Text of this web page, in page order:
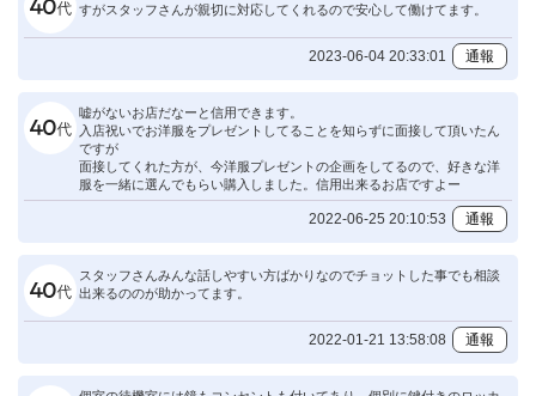
すがスタッフさんが親切に対応してくれるので安心して働けてます。
2023-06-04 20:33:01 通報
嘘がないお店だなーと信用できます。
入店祝いでお洋服をプレゼントしてることを知らずに面接して頂いたん
ですが
面接してくれた方が、今洋服プレゼントの企画をしてるので、好きな洋
服を一緒に選んでもらい購入しました。信用出来るお店ですよー
2022-06-25 20:10:53 通報
スタッフさんみんな話しやすい方ばかりなのでチョットした事でも相談
出来るののが助かってます。
2022-01-21 13:58:08 通報